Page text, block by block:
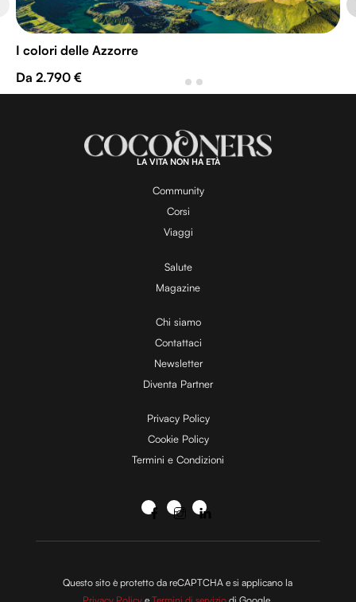
I colori delle Azzorre
Da 2.790 €
LA VITA NON HA ETÀ
Community
Corsi
Viaggi
Salute
Magazine
Chi siamo
Contattaci
Newsletter
Diventa Partner
Privacy Policy
Cookie Policy
Termini e Condizioni
Questo sito è protetto da reCAPTCHA e si applicano la